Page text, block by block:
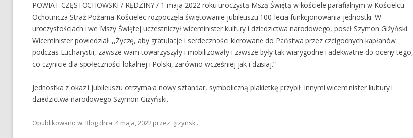
POWIAT CZĘSTOCHOWSKI / RĘDZINY / 1 maja 2022 roku uroczystą Mszą Świętą w kościele parafialnym w Kościelcu
Ochotnicza Straż Pożarna Kościelec rozpoczęła świętowanie jubileuszu 100-lecia funkcjonowania jednostki. W
uroczystościach i we Mszy Świętej uczestniczył wiceminister kultury i dziedzictwa narodowego, poseł Szymon Giżyński.
Wiceminister powiedział: ,,Życzę, aby gratulacje i serdeczności kierowane do Państwa przez czcigodnych kapłanów
podczas Eucharystii, zawsze wam towarzyszyły i mobilizowały i zawsze były tak wiarygodne i adekwatne do oceny tego,
co czynicie dla społeczności lokalnej i Polski, zarówno wcześniej jak i dzisiaj.”
Jednostka z okazji jubileuszu otrzymała nowy sztandar, symboliczną plakietkę przybił innymi wiceminister kultury i
dziedzictwa narodowego Szymon Giżyński.
Opublikowano w: Blog dnia: 4 maja, 2022 przez: gizynski.